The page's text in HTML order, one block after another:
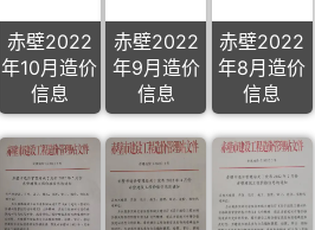
赤壁2022
年10月造价
信息
赤壁2022
年9月造价
信息
赤壁2022
年8月造价
信息